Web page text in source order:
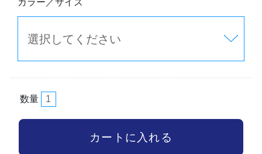
カラー／サイズ
数量